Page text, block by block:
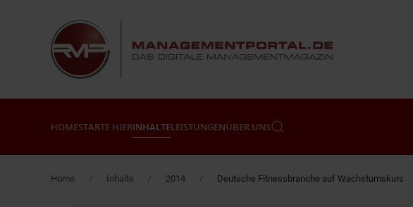
Zum Hauptinhalt springen
HOMESTARTE HIERINHALTELEISTUNGENÜBER UNS
Home Inhalte 2014 Deutsche Fitnessbranche auf Wachstumskurs